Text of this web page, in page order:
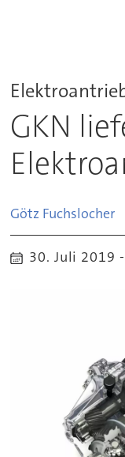
GKN
Götz Fuchslocher
30. Juli 2019